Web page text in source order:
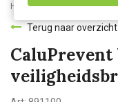
Home Webshop
Terug naar overzicht
CaluPrevent